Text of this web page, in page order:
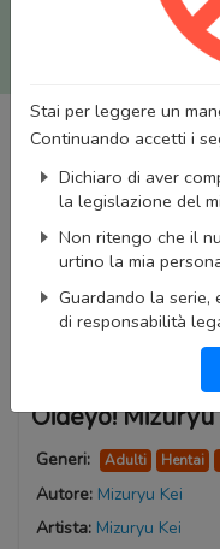
Potrai effettuare il
tutti i dati
perderai alcun
Stai per leggere un
Continuando accetti i
Dichiaro di aver
la legislazione del
Non ritengo che il
urtino la mia
Guardando la
di responsabilità
Oideyo!
Generi: Adulti Hentai
Autore: Mizuryu Kei
Artista: Mizuryu Kei